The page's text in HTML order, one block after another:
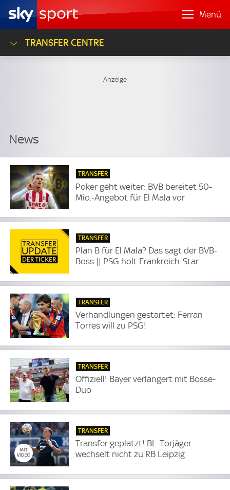
Menü
TRANSFER CENTRE
TRANSFER
Poker geht weiter: BVB bereitet 50-
Mio.-Angebot für El Mala vor
TRANSFER
Plan B für El Mala? Das sagt der BVB-
Boss || PSG holt Frankreich-Star
TRANSFER
Verhandlungen gestartet: Ferran
Torres will zu PSG!
TRANSFER
Offiziell! Bayer verlängert mit Bosse-
Duo
TRANSFER
Transfer geplatzt! BL-Torjäger
wechselt nicht zu RB Leipzig